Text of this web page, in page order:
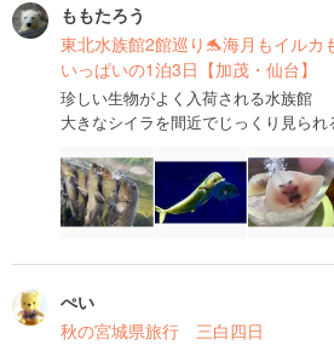
ももたろう
東北水族館2館巡り🐬海月もイルカ
いっぱいの1泊3日【加茂・仙台】
珍しい生物がよく入荷される水族館
大きなシイラを間近でじっくり見ら
ぺい
秋の宮城県旅行 三白四日